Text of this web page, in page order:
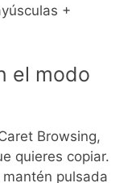
+
el modo
Browsing,
quieres copiar.
pulsada